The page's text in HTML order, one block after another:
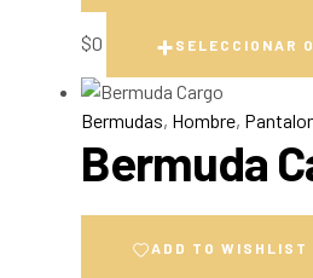
$0 SELECCIONAR
Bermudas, Hombre,
Bermuda
ADD TO WISHLIST